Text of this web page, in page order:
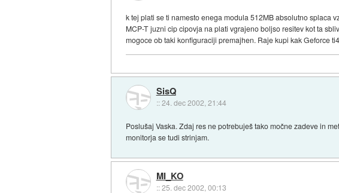
k tej plati se ti namesto enega modula 512MB absolutno splaca
MCP-T juzni cip cipovja na plati vgrajeno boljso resitev kot ta
mogoce ob taki konfiguraciji premajhen. Raje kupi kak Geforce
SisQ
::24. dec 2002, 21:44
Poslušaj Vaska. Zdaj res ne potrebuješ tako močne zadeve in
monitorja se tudi strinjam.
MI_KO
::25. dec 2002, 00:13